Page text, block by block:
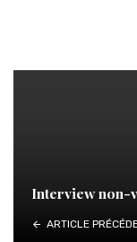
Interview non-
ARTICLE